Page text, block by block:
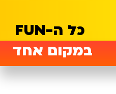
כל ה-FUN
במקום אחד